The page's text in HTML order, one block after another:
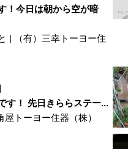
！今日は朝から空が暗
|
（有）三幸トーヨー住
す！ 先日きららステー...
屋トーヨー住器（株）